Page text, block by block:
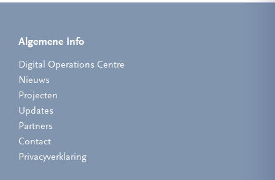
Algemene Info
Digital Operations Centre
Nieuws
Projecten
Updates
Partners
Contact
Privacyverklaring